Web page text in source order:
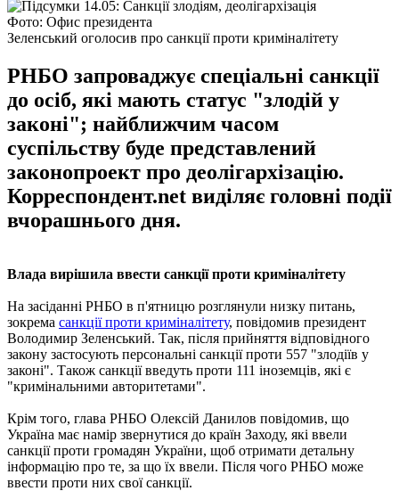
Фото: Офис президента
Зеленський оголосив про санкції проти криміналітету
РНБО запроваджує спеціальні санкції
до осіб, які мають статус "злодій у
законі"; найближчим часом
суспільству буде представлений
законопроект про деолігархізацію.
Корреспондент.net виділяє головні події
вчорашнього дня.
Влада вирішила ввести санкції проти криміналітету
На засіданні РНБО в п'ятницю розглянули низку питань,
зокрема санкції проти криміналітету, повідомив президент
Володимир Зеленський. Так, після прийняття відповідного
закону застосують персональні санкції проти 557 "злодіїв у
законі". Також санкції введуть проти 111 іноземців, які є
"кримінальними авторитетами".
Крім того, глава РНБО Олексій Данилов повідомив, що
Україна має намір звернутися до країн Заходу, які ввели
санкції проти громадян України, щоб отримати детальну
інформацію про те, за що їх ввели. Після чого РНБО може
ввести проти них свої санкції.